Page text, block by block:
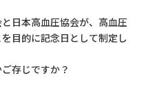
日本高血圧協会が、高血圧
目的に記念日として制定し
存じですか？